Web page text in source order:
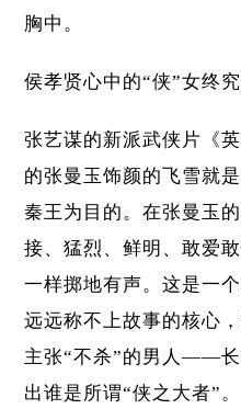
胸中。
侯孝贤心中的“侠”女终
张艺谋的新派武侠片《
的张曼玉饰颜的飞雪就
秦王为目的。在张曼玉
接、猛烈、鲜明、敢爱
一样掷地有声。这是一
远远称不上故事的核心
主张“不杀”的男人——长
出谁是所谓“侠之大者”。